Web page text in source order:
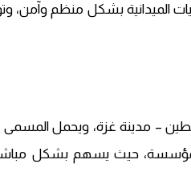
بشكل منظم وآمن،
– مدينة غزة، ويحمل المسمى
حيث يسهم بشكل